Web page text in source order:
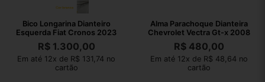
Bico Longarina Dianteiro
Esquerda Fiat Cronos 2023
R$1.300,00
Em até 12x de R$ 131,74 no
cartão
Alma Parachoque Dianteira
Chevrolet Vectra Gt-x 2008
R$480,00
Em até 12x de R$ 48,64 no
cartão